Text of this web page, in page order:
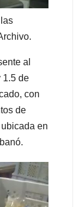
al
1.5 de
con
de
en